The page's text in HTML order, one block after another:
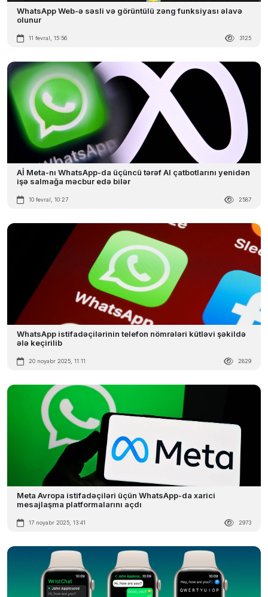
WhatsApp Web-ə səsli və görüntülü zəng funksiyası əlavə
olunur
11 fevral, 15:56 3125
Aİ Meta-nı WhatsApp-da üçüncü tərəf AI çatbotlarını yenidən
işə salmağa məcbur edə bilər
10 fevral, 10:27 2587
WhatsApp istifadəçilərinin telefon nömrələri kütləvi şəkildə
ələ keçirilib
20 noyabr 2025, 11:11 2829
Meta Avropa istifadəçiləri üçün WhatsApp-da xarici
mesajlaşma platformalarını açdı
17 noyabr 2025, 13:41 2973